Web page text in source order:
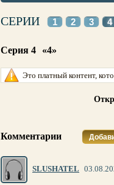
СЕРИИ 1 2 3 4
Серия 4 «4»
Это платный контент,
Комментарии
SLUSHATEL